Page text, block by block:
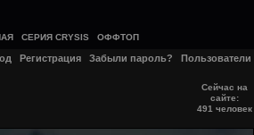
СЕРИЯ CRYSIS ОФФТОП
Регистрация Забыли пароль? Пользователи
Сейчас на
сайте:
491 человек